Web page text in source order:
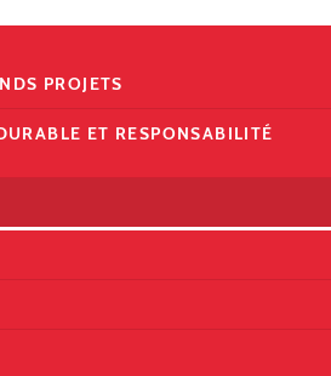
PROJETS
ET RESPONSABILITÉ